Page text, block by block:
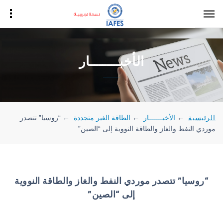
الأخبـــــــار
الرئيسية ← الأخبـــــــار ← الطاقة الغير متجددة ← “روسيا” تتصدر
موردي النفط والغاز والطاقة النووية إلى “الصين”
“روسيا” تتصدر موردي النفط والغاز والطاقة النووية
إلى “الصين”